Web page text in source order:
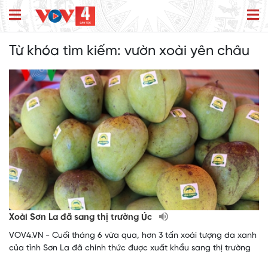
Từ khóa tìm kiếm: vườn xoài yên châu
Xoài Sơn La đã sang thị trường Úc
VOV4.VN - Cuối tháng 6 vừa qua, hơn 3 tấn xoài tượng da xanh
của tỉnh Sơn La đã chính thức được xuất khẩu sang thị trường